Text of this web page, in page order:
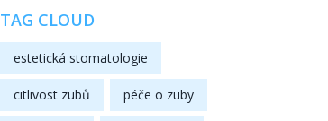
TAG CLOUD
estetická stomatologie
citlivost zubů péče o zuby